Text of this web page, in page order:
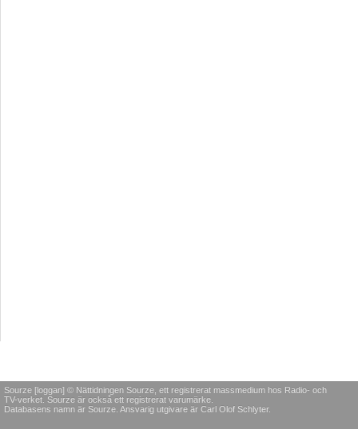
Sourze [loggan] © Nättidningen Sourze, ett registrerat massmedium hos Radio- och
TV-verket. Sourze är också ett registrerat varumärke.
Databasens namn är Sourze. Ansvarig utgivare är Carl Olof Schlyter.